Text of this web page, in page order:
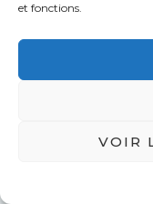
et fonctions.
VOIR
Copyright © 2026